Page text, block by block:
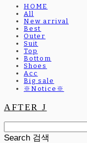
HOME
All
New arrival
Best
Outer
Suit
Top
Bottom
Shoes
Acc
Big sale
※Notice※
AFTER J
Search 검색